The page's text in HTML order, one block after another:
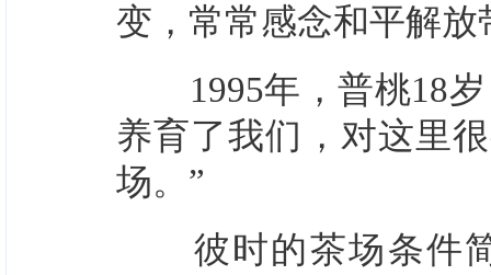
变，常常感念和平解放
1995年，普桃18岁
养育了我们，对这里
场。”
彼时的茶场条件简